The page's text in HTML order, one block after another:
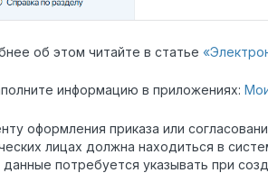
об этом читайте в статье
информацию в приложениях:
оформления приказа или
лицах должна находиться в
данные потребуется указывать при